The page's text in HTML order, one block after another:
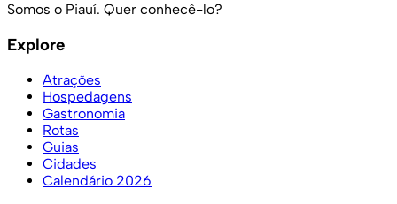
Somos o Piauí. Quer conhecê-lo?
Explore
Atrações
Hospedagens
Gastronomia
Rotas
Guias
Cidades
Calendário 2026